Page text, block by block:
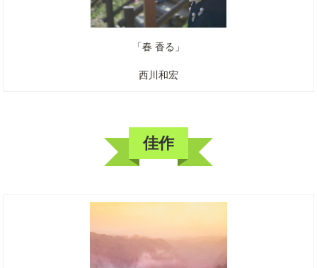
「春 香る」
西川和宏
佳作